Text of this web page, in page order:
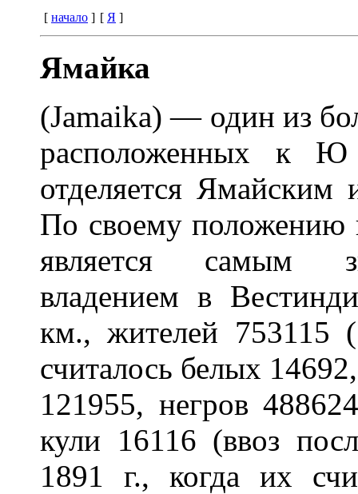
[ начало ] [ Я ]
Ямайка
(Jamaika) — один из
расположенных к
отделяется
По своему положению
является самым
владением в
км., жителей 753115
считалось белых
121955, негров
кули 16116 (ввоз
1891 г., когда их